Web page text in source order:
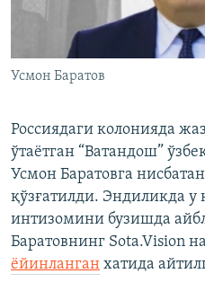
Усмон Баратов
Россиядаги колонияда
ўтаётган “Ватандош”
Усмон Баратовга
қўзғатилди. Эндиликда
интизомини бузишда
Баратовнинг Sota.Vision
ёйинланган хатида